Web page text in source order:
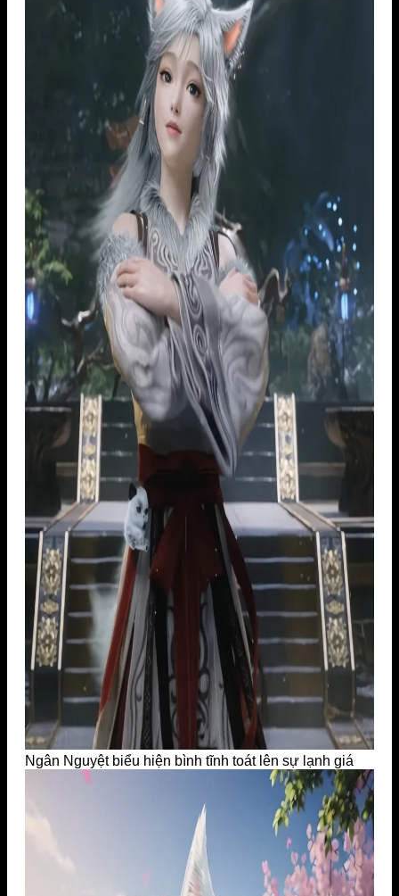
Ngân Nguyệt biểu hiện bình tĩnh toát lên sự lạnh giá